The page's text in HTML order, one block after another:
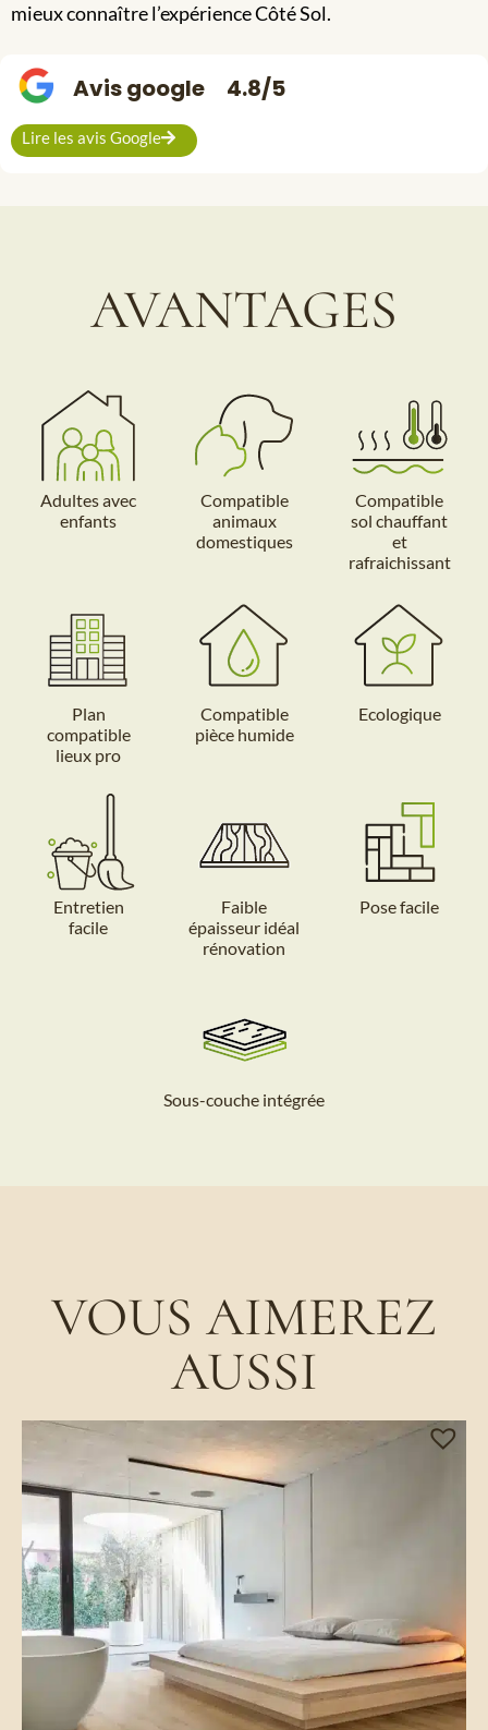
mieux connaître l’expérience Côté Sol.
Avis google 4.8/5
Lire les avis Google
AVANTAGES
Adultes avec
enfants
Compatible
animaux
domestiques
Compatible
sol chauffant
et
rafraichissant
Plan
compatible
lieux pro
Compatible
pièce humide
Ecologique
Entretien
facile
Faible
épaisseur idéal
rénovation
Pose facile
Sous-couche intégrée
VOUS AIMEREZ
AUSSI